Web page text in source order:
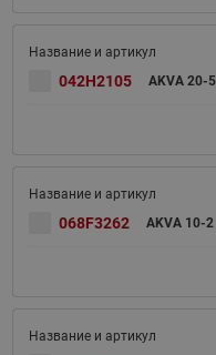
042H2105 AKVA 20-
068F3262 AKVA 10-